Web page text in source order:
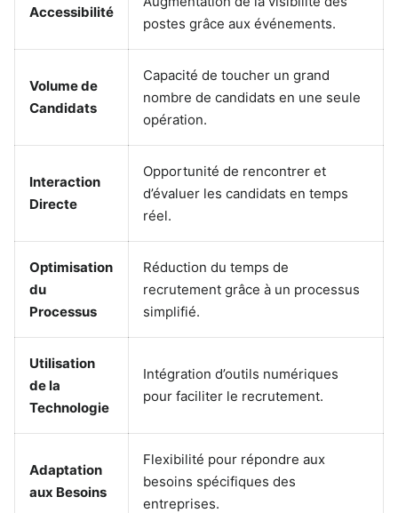
Accessibilité
postes grâce aux événements.
Volume de
Candidats
Capacité de toucher un grand
nombre de candidats en une seule
opération.
Interaction
Directe
Opportunité de rencontrer et
d’évaluer les candidats en temps
réel.
Optimisation
du
Processus
Réduction du temps de
recrutement grâce à un processus
simplifié.
Utilisation
de la
Technologie
Intégration d’outils numériques
pour faciliter le recrutement.
Adaptation
aux Besoins
Flexibilité pour répondre aux
besoins spécifiques des
entreprises.